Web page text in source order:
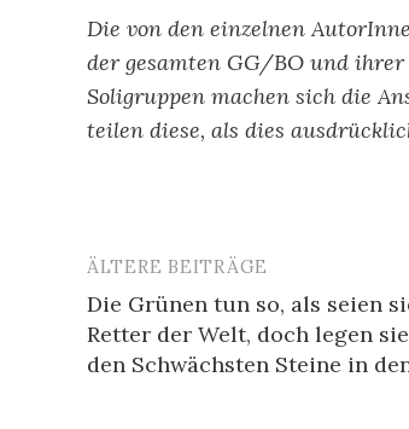
Die von den einzelnen
der gesamten GG/BO und
Soligruppen machen sich die
teilen diese, als dies
Beitragsnavigation
ÄLTERE BEITRÄGE
Die Grünen tun so, als seien
Retter der Welt, doch legen
den Schwächsten Steine in